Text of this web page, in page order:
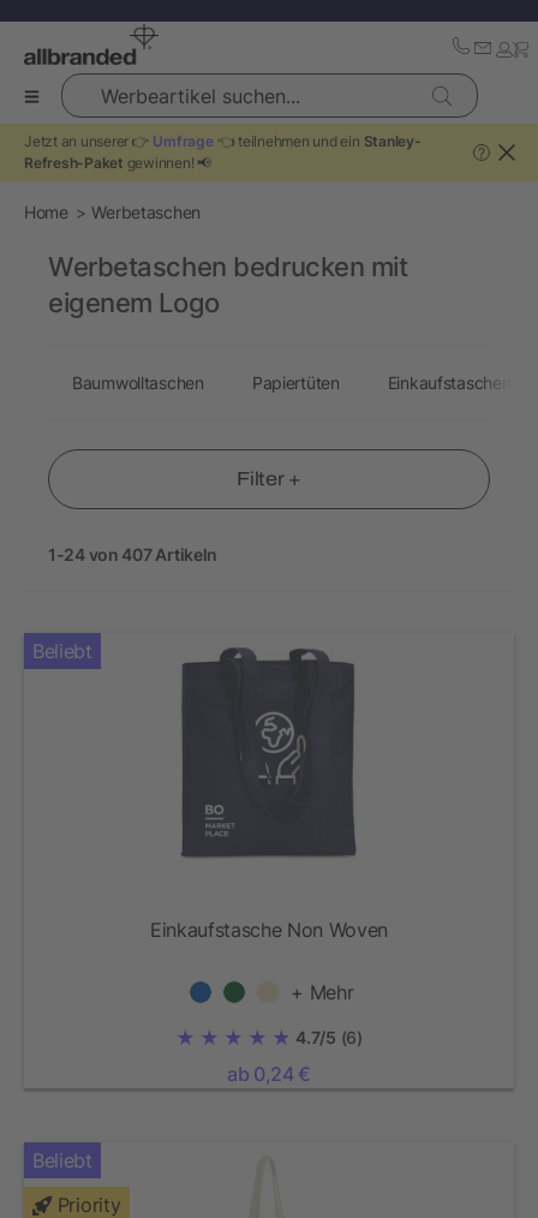
Werbeartikel suchen...
Jetzt an unserer 👉 Umfrage👈 teilnehmen und ein Stanley-
Refresh-Paket gewinnen! 📢
?
Home Werbetaschen
Filter +
1-24 von 407 Artikeln
Beliebt
Einkaufstasche Non Woven
+ Mehr
4.7/5 (6)
ab 0,24 €
Beliebt
Priority
Werbetaschen bedrucken mit
eigenem Logo
Baumwolltaschen Papiertüten Einkaufstaschen